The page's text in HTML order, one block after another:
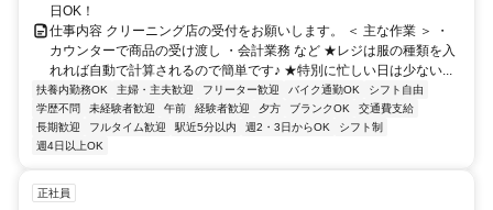
日OK！
仕事内容 クリーニング店の受付をお願いします。 ＜ 主な作業 ＞ ・
カウンターで商品の受け渡し ・会計業務 など ★レジは服の種類を入
れれば自動で計算されるので簡単です♪ ★特別に忙しい日は少ない...
扶養内勤務OK 主婦・主夫歓迎 フリーター歓迎 バイク通勤OK
シフト自由
学歴不問
未経験者歓迎 午前 経験者歓迎 夕方 ブランクOK
交通費支給
長期歓迎
フルタイム歓迎 駅近5分以内 週2・3日からOK
シフト制
週4日以上OK
正社員